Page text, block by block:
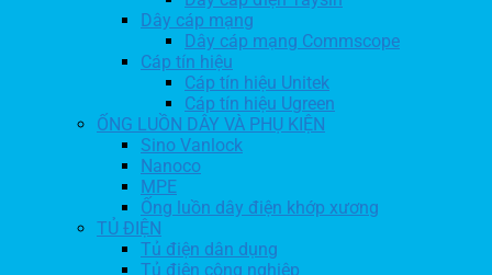
Dây cáp mạng
Dây cáp mạng Commscope
Cáp tín hiệu
Cáp tín hiệu Unitek
Cáp tín hiệu Ugreen
ỐNG LUỒN DÂY VÀ PHỤ KIỆN
Sino Vanlock
Nanoco
MPE
Ống luồn dây điện khớp xương
TỦ ĐIỆN
Tủ điện dân dụng
Tủ điện công nghiệp